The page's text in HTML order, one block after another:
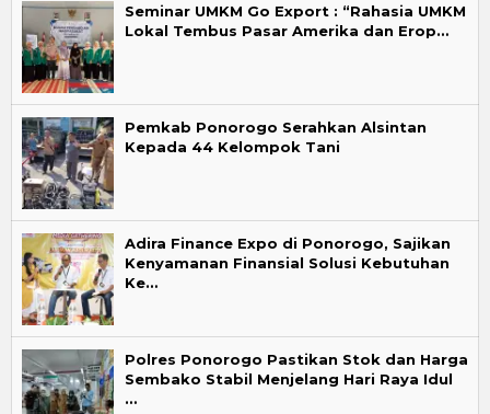
Seminar UMKM Go Export : “Rahasia UMKM
Lokal Tembus Pasar Amerika dan Erop…
Pemkab Ponorogo Serahkan Alsintan
Kepada 44 Kelompok Tani
Adira Finance Expo di Ponorogo, Sajikan
Kenyamanan Finansial Solusi Kebutuhan
Ke…
Polres Ponorogo Pastikan Stok dan Harga
Sembako Stabil Menjelang Hari Raya Idul
…